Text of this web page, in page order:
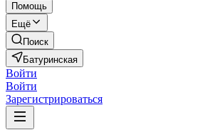
Помощь
Ещё
Поиск
Батуринская
Войти
Войти
Зарегистрироваться